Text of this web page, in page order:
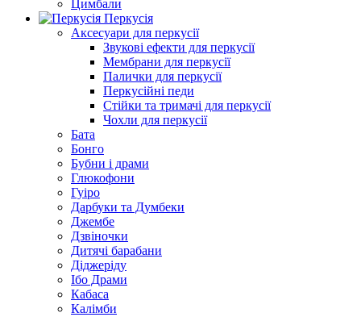
Цимбали
Перкусія
Аксесуари для перкусії
Звукові ефекти для перкусії
Мембрани для перкусії
Палички для перкусії
Перкусійні педи
Стійки та тримачі для перкусії
Чохли для перкусії
Бата
Бонго
Бубни і драми
Глюкофони
Гуіро
Дарбуки та Думбеки
Джембе
Дзвіночки
Дитячі барабани
Діджеріду
Ібо Драми
Кабаса
Калімби